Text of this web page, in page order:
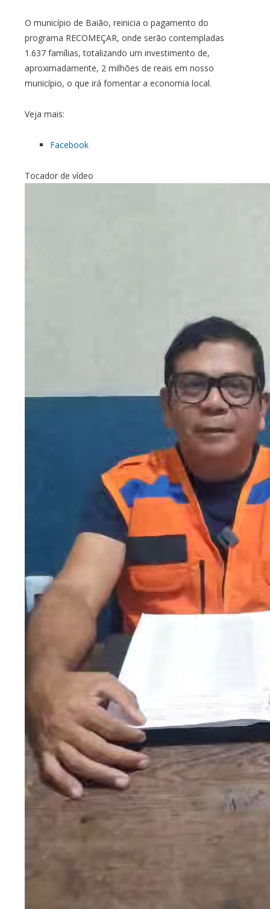
O município de Baião, reinicia o pagamento do
programa RECOMEÇAR, onde serão contempladas
1.637 famílias, totalizando um investimento de,
aproximadamente, 2 milhões de reais em nosso
município, o que irá fomentar a economia local.
Veja mais:
Facebook
Tocador de vídeo